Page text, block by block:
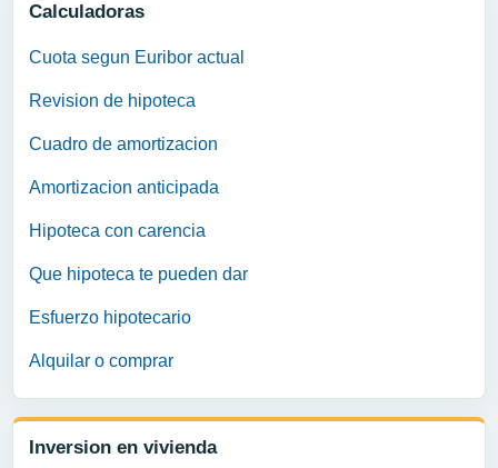
Calculadoras
Cuota segun Euribor actual
Revision de hipoteca
Cuadro de amortizacion
Amortizacion anticipada
Hipoteca con carencia
Que hipoteca te pueden dar
Esfuerzo hipotecario
Alquilar o comprar
Inversion en vivienda